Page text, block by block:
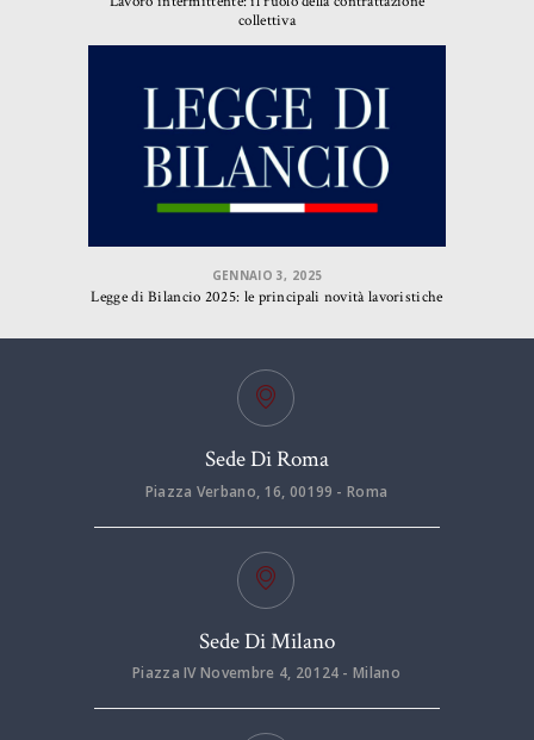
collettiva
GENNAIO 3, 2025
Legge di Bilancio 2025: le principali novità lavoristiche
Sede Di Roma
Piazza Verbano, 16, 00199 - Roma
Sede Di Milano
Piazza IV Novembre 4, 20124 - Milano